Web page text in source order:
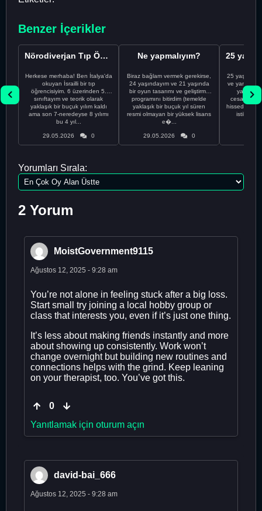
Benzer İçerikler
Nörodiverjan Tıp Öğrencisi Yeni Bir Yol Arıyor
Herkese merhaba! Ben İtalya'da
okuyan İsrailli bir tıp
öğrencisiyim. 6 üzerinden 5.
sınıftayım ve teorik olarak
yaklaşık bir buçuk yılım kaldı
ama son 7-neredeyse 8 yılımı
bu 4 yıl...
29.05.2026 0
Ne yapmalıyım?
Biraz bağlam vermek gerekirse,
24 yaşındayım ve 21 yaşında
bir oyun tasarımı ve geliştirme
programını bitirdim (temelde
yaklaşık bir buçuk yıl süren
resmi olmayan bir yüksek lisans
e�...
29.05.2026 0
25
ve yanlış
cesaretimin
Yorumları Sırala:
2 Yorum
MoistGovernment9115
Ağustos 12, 2025 - 9:28 am
You’re not alone in feeling stuck after a big loss.
Start small try joining a local hobby group or
class that interests you, even if it’s just one thing.
It’s less about making friends instantly and more
about showing up consistently. Work won’t
change overnight but building new routines and
connections helps with the grind. Keep leaning
on your therapist, too. You’ve got this.
0
Yanıtlamak için oturum açın
david-bai_666
Ağustos 12, 2025 - 9:28 am